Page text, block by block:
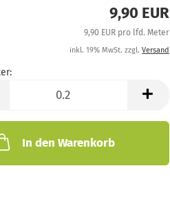
9,90 EUR
9,90 EUR pro lfd. Meter
inkl. 19% MwSt. zzgl. Versand
In den Warenkorb